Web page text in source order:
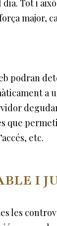
dia. Tot i
major,
podran
a
que
etc.
I
les